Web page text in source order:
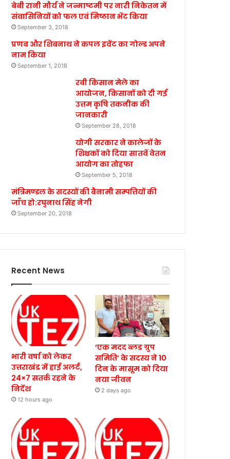
बेबी रानी मौर्य ने जन्माष्टमी पर नारी निकेतन में
संवासिनियों को फल एवं मिष्ठान भेंट किया
September 3, 2018
प्रणब और शिबनाथ ने कपल इवेंट का गोल्ड अपने
नाम किया
September 1, 2018
रबी किसान मेले का
आयोजन, किसानों को दी गई
उत्तम कृषि तकनीक की
जानकारी
September 28, 2018
योगी सरकार ने कालेजों के
शिक्षकों को दिया सातवें वेतन
आयोग का तोहफा
September 5, 2018
मंत्रिमण्डल के सदस्यों की बैनामी सम्पत्तियों की
जाँच हो:रघुनाथ सिंह नेगी
September 20, 2018
Recent News
भारी वर्षा को लेकर
उत्तराखंड में हाई अलर्ट,
24×7 सतर्क रहने के
निर्देश
12 hours ago
‘एक मदद ब्लड ग्रुप
समिति’ के सदस्य ने 10
दिन के मासूम को दिया
नया जीवन
2 days ago